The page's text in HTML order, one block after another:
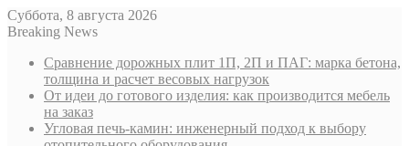
Суббота, 8 августа 2026
Breaking News
Сравнение дорожных плит 1П, 2П и ПАГ: марка бетона,
толщина и расчет весовых нагрузок
От идеи до готового изделия: как производится мебель
на заказ
Угловая печь-камин: инженерный подход к выбору